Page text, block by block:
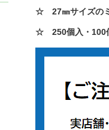
☆ 27㎜サイズのミ
☆ 250個入・100個